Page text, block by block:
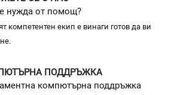
нужда от помощ?
компетентен екип е винаги готов да ви
ПОДДРЪЖКА
компютърна поддръжка